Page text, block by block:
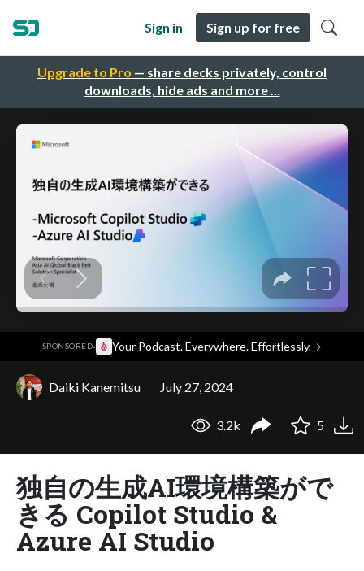
Upgrade to Pro — share decks privately, control
downloads, hide ads and more …
Sign in Sign up for free
SPONSORED· Your Podcast. Everywhere. Effortlessly.→
Daiki Kanemitsu July 27, 2024
3.2k 5
独自の生成AI環境構築がで
きる Copilot Studio &
Azure AI Studio